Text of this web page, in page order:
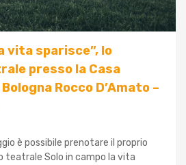
vita sparisce”, lo
presso la Casa
Rocco D’Amato –
è possibile prenotare il proprio
teatrale Solo in campo la vita